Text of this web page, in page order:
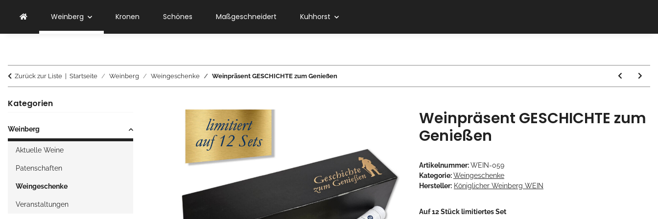
Weinberg Kronen Schönes Maßgeschneidert Kuhhorst
Zurück zur Liste Startseite Weinberg Weingeschenke Weinpräsent GESCHICHTE zum Genießen
Weinpräsent GESCHICHTE zum
Genießen
Artikelnummer:WEIN-059
Kategorie:Weingeschenke
Hersteller: Königlicher Weinberg WEIN
Auf 12 Stück limitiertes Set
Kategorien
Weinberg
Aktuelle Weine
Patenschaften
Weingeschenke
Veranstaltungen